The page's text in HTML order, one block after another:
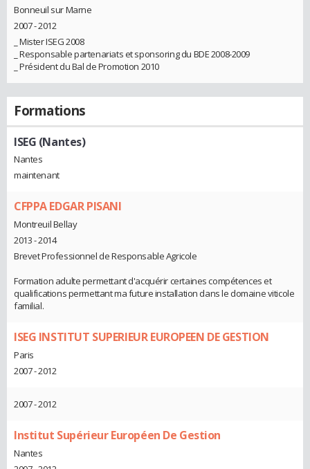
Bonneuil sur Marne
2007 - 2012
_ Mister ISEG 2008
_ Responsable partenariats et sponsoring du BDE 2008-2009
_ Président du Bal de Promotion 2010
Formations
ISEG (Nantes)
Nantes
maintenant
CFPPA EDGAR PISANI
Montreuil Bellay
2013 - 2014
Brevet Professionnel de Responsable Agricole
Formation adulte permettant d'acquérir certaines compétences et
qualifications permettant ma future installation dans le domaine viticole
familial.
ISEG INSTITUT SUPERIEUR EUROPEEN DE GESTION
Paris
2007 - 2012
2007 - 2012
Institut Supérieur Européen De Gestion
Nantes